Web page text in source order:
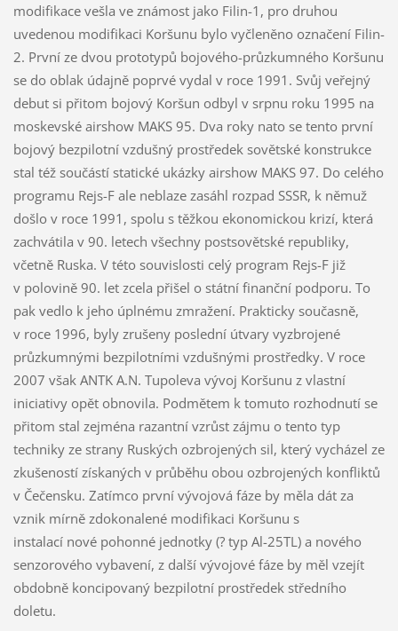
modifikace vešla ve známost jako Filin-1, pro druhou
uvedenou modifikaci Koršunu bylo vyčleněno označení Filin-
2. První ze dvou prototypů bojového-průzkumného Koršunu
se do oblak údajně poprvé vydal v roce 1991. Svůj veřejný
debut si přitom bojový Koršun odbyl v srpnu roku 1995 na
moskevské airshow MAKS 95. Dva roky nato se tento první
bojový bezpilotní vzdušný prostředek sovětské konstrukce
stal též součástí statické ukázky airshow MAKS 97. Do celého
programu Rejs-F ale neblaze zasáhl rozpad SSSR, k němuž
došlo v roce 1991, spolu s těžkou ekonomickou krizí, která
zachvátila v 90. letech všechny postsovětské republiky,
včetně Ruska. V této souvislosti celý program Rejs-F již
v polovině 90. let zcela přišel o státní finanční podporu. To
pak vedlo k jeho úplnému zmražení. Prakticky současně,
v roce 1996, byly zrušeny poslední útvary vyzbrojené
průzkumnými bezpilotními vzdušnými prostředky. V roce
2007 však ANTK A.N. Tupoleva vývoj Koršunu z vlastní
iniciativy opět obnovila. Podmětem k tomuto rozhodnutí se
přitom stal zejména razantní vzrůst zájmu o tento typ
techniky ze strany Ruských ozbrojených sil, který vycházel ze
zkušeností získaných v průběhu obou ozbrojených konfliktů
v Čečensku. Zatímco první vývojová fáze by měla dát za
vznik mírně zdokonalené modifikaci Koršunu s
instalací nové pohonné jednotky (? typ Al-25TL) a nového
senzorového vybavení, z další vývojové fáze by měl vzejít
obdobně koncipovaný bezpilotní prostředek středního
doletu.